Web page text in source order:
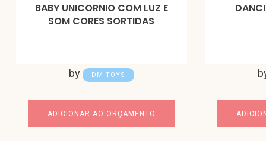
BABY UNICORNIO COM LUZ E
SOM CORES SORTIDAS
by DM TOYS
ADICIONAR AO ORÇAMENTO